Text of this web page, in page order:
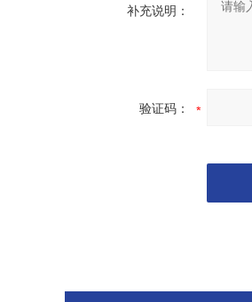
补充说明：
验证码：